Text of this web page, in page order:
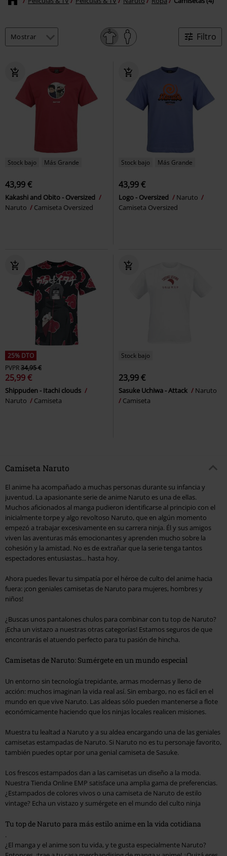
Filtro
Stock bajo Más Grande
43,99 €
Kakashi and Obito - Oversized
Naruto
Camiseta Oversized
Stock bajo Más Grande
43,99 €
Logo - Oversized
Naruto
Camiseta Oversized
25% DTO
PVPR34,95 €
25,99 €
Shippuden - Itachi clouds
Naruto
Camiseta
Stock bajo
23,99 €
Sasuke Uchiwa - Attack
Naruto
Camiseta
Camiseta Naruto
El anime ha acompañado a muchas personas durante su infancia y
juventud. La apasionante serie de anime Naruto es una de ellas.
Muchos aficionados al manga pudieron identificarse al principio con el
inicialmente torpe y algo revoltoso Naruto, que en algún momento
empezó a trabajar excesivamente en su carrera ninja. Él y sus amigos
viven las aventuras más emocionantes y aprenden mucho sobre la
cohesión y la amistad. No es de extrañar que la serie tenga tantos
espectadores entusiastas... hasta hoy.
Ahora puedes llevar tu simpatía por el héroe de culto del anime hacia
fuera: ¡con geniales camisetas de Naruto para mujeres, hombres y
niños!
¿Buscas unos pantalones chulos para combinar con tu top de Naruto?
¡Echa un vistazo a nuestras otras categorías! Estamos seguros de que
encontrarás el atuendo perfecto para tu pasión de hincha.
Camisetas de Naruto: Sumérgete en un mundo especial
Un entorno sin tecnología trepidante, armas modernas y lleno de
acción: muchos imaginan la vida real así. Sin embargo, no es fácil en el
mundo en que vive Naruto. Las aldeas sólo pueden mantenerse a flote
económicamente haciendo que los ninjas locales realicen misiones.
Muestra tu lealtad a Naruto y a su aldea encargando una de las geniales
camisetas estampadas de Naruto. Si Naruto no es tu personaje favorito,
también puedes optar por una genial camiseta de Sasuke.
Los frescos estampados dan a las camisetas un diseño a la moda.
Nuestra Tienda Online EMP satisface una amplia gama de preferencias.
¿Estampados de colores vivos o una camiseta de Naruto de estilo
vintage? Echa un vistazo y sumérgete en el mundo del culto ninja
Tu top de Naruto para más estilo anime en la vida cotidiana
.
¿El manga y el anime son tu vida, y te gusta especialmente Naruto?